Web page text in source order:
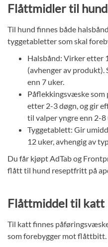
Flåttmidler til hund
Til hund finnes både
tyggetabletter som skal
Halsbånd: Virker etter
(avhenger av produkt).
enn 7 uker.
Påflekkingsvæske som
etter 2-3 døgn, og gir
til valper yngre enn 2-8
Tyggetablett: Gir
12 uker, avhengig av
Du får kjøpt AdTab og
flått til hund reseptfritt på
Flåttmiddel til katt
Til katt finnes
som forebygger mot flåttbitt.